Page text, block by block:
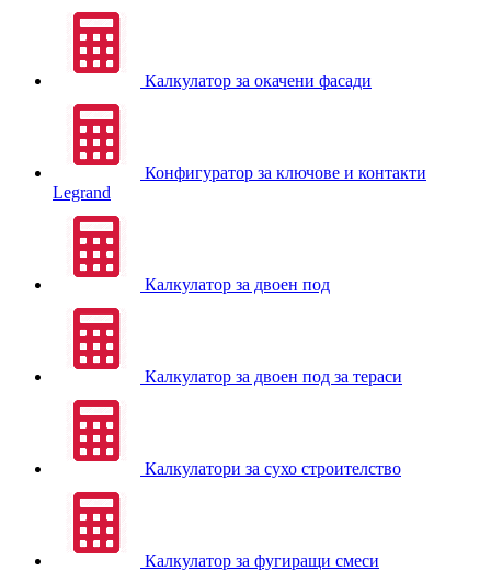
Калкулатор за окачени фасади
Конфигуратор за ключове и контакти
Legrand
Калкулатор за двоен под
Калкулатор за двоен под за тераси
Калкулатори за сухо строителство
Калкулатор за фугиращи смеси